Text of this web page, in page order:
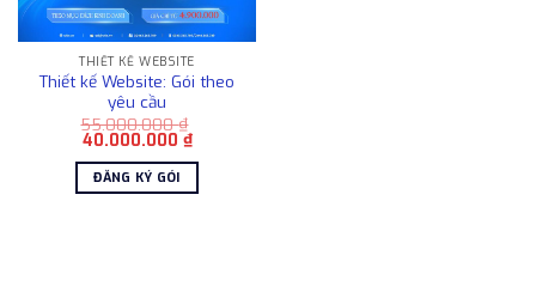
THIẾT KẾ WEBSITE
Thiết kế Website: Gói theo
yêu cầu
55.000.000₫
Giá
là:
55.000.000 ₫.
40.000.000 ₫Giá
hiện
tại
40.000.000 ₫.
ĐĂNG KÝ GÓI